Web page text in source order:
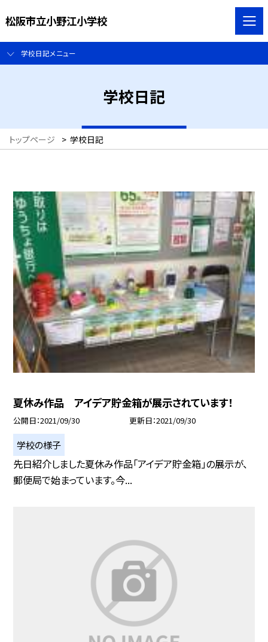
松阪市立小野江小学校
学校日記メニュー
学校日記
トップページ > 学校日記
夏休み作品 アイデア貯金箱が展示されています！
公開日 2021/09/30 更新日 2021/09/30
学校の様子
先日紹介しました夏休み作品「アイデア貯金箱」の展示が、
郵便局で始まっています。今...